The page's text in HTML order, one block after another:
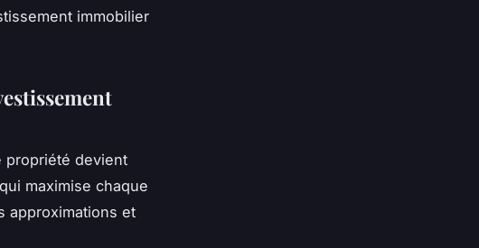
immobilier
propriété devient
maximise chaque
approximations et